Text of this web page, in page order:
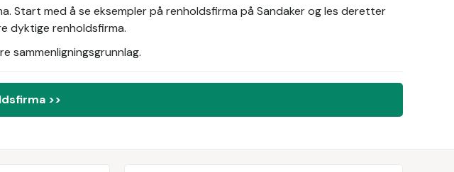
Start med å se eksempler på renholdsfirma på Sandaker og les deretter
dyktige renholdsfirma.
sammenligningsgrunnlag.
>>